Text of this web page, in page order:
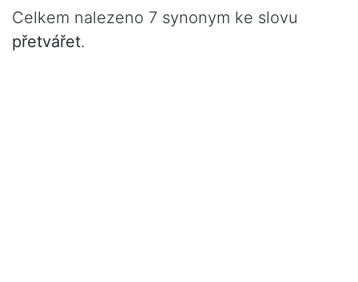
Celkem nalezeno 7 synonym ke slovu
přetvářet.